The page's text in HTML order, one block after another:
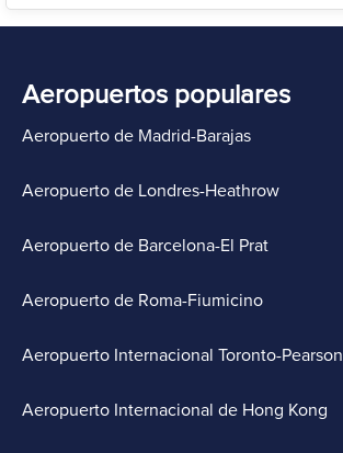
Aeropuertos populares
Aeropuerto de Madrid-Barajas
Aeropuerto de Londres-Heathrow
Aeropuerto de Barcelona-El Prat
Aeropuerto de Roma-Fiumicino
Aeropuerto Internacional Toronto-Pearson
Aeropuerto Internacional de Hong Kong